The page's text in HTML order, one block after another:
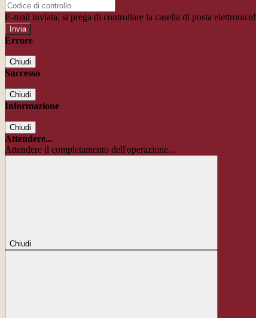
E-mail inviata, si prega di controllare la casella di posta elettronica!
Errore
Chiudi
Successo
Chiudi
Informazione
Chiudi
Attendere...
Attendere il completamento dell'operazione...
Chiudi